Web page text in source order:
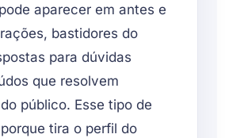
aparecer em antes e
bastidores do
para dúvidas
que resolvem
público. Esse tipo de
tira o perfil do